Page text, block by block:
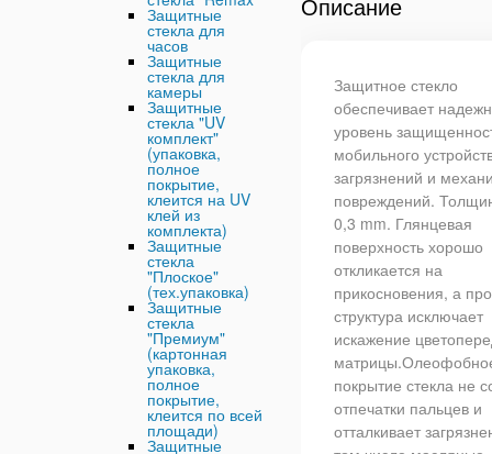
Защитные
стекла для
часов
Защитные
стекла для
камеры
Защитные
стекла "UV
комплект"
(упаковка,
полное
покрытие,
клеится на UV
клей из
комплекта)
Защитные
стекла
"Плоское"
(тех.упаковка)
Защитные
стекла
"Премиум"
(картонная
упаковка,
полное
покрытие,
клеится по всей
площади)
Защитные
Защитное стекло
обеспечивает
уровень
мобильного
загрязнений и
повреждений.
0,3 mm. Глянцевая
поверхность хорошо
откликается на
прикосновения, а
структура исключает
искажение
покрытие стекла не
отпечатки пальцев и
отталкивает